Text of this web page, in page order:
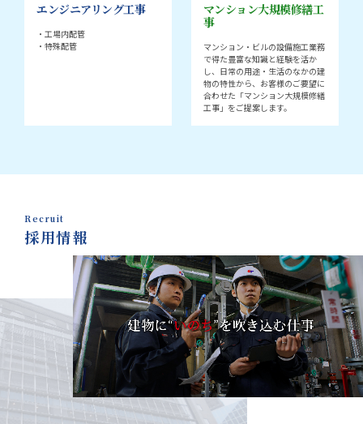
エンジニアリング工事
・工場内配管
・特殊配管
マンション大規模修繕工
事
マンション・ビルの設備施工業務
で得た豊富な知識と経験を活か
し、日常の用途・生活のなかの建
物の特性から、お客様のご要望に
合わせた「マンション大規模修繕
工事」をご提案します。
Recruit
採用情報